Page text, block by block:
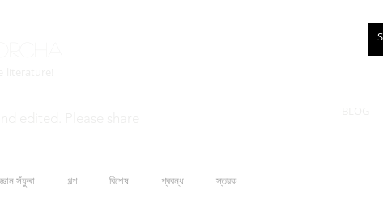
জ্ঞান সঁফুৰা গল্প বিশেষ প্ৰবন্ধ স্তৱক